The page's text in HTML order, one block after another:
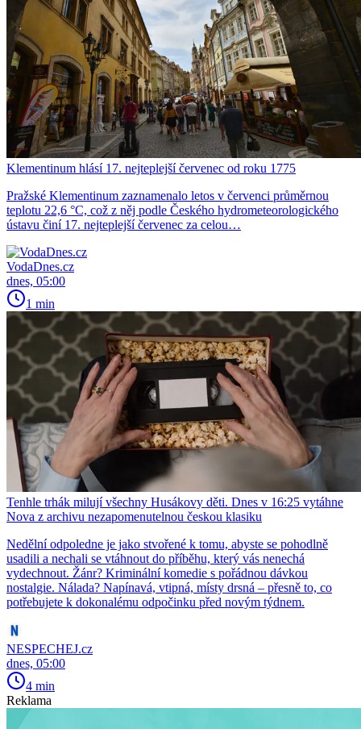
Klementinum hlásí 17. nejteplejší červenec od roku 1775
Pražské Klementinum zaznamenalo letos v červenci průměrnou
teplotu 22,6 °C, což z něj podle Českého hydrometeorologického
ústavu činí 17. nejteplejší červenec za celou…
VodaDnes.cz
dnes, 05:00
1 min
Tenhle trhák milují všechny Husákovy děti. Dnes v 16:25 vytáhne
Nova z archivu nezapomenutelnou českou klasiku
Nedělní odpoledne je jako stvořené k tomu, abyste se pohodlně
usadili a nechali se vtáhnout do příběhu, který vás nenechá
vydechnout. Žánr? Kriminální komedie s pořádnou dávkou
nostalgie. Nálada? Napínavá, vtipná, místy drsná – přesně to, co
potřebujete k dokonalému odpočinku před novým týdnem.
NESPECHEJ.cz
dnes, 05:00
4 min
Reklama